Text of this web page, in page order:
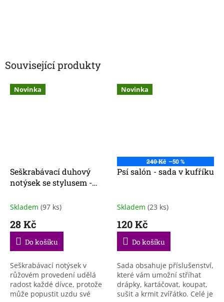
Související produkty
Novinka
Seškrabávací duhový
notýsek se stylusem -
Skladem (97 ks)
28 Kč
Do košíku
Seškrabávací notýsek v
růžovém provedení udělá
radost každé dívce, protože
může popustit uzdu své
Novinka
240 Kč –50 %
Psí salón - sada v kufříku
Skladem (23 ks)
120 Kč
Do košíku
Sada obsahuje příslušenství,
které vám umožní stříhat
drápky, kartáčovat, koupat,
sušit a krmit zvířátko. Celé je